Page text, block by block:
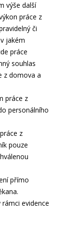
výše další
práce z
či
jakém
práce
souhlas
z domova a
práce z
personálního
z
pouze
přímo
evidence